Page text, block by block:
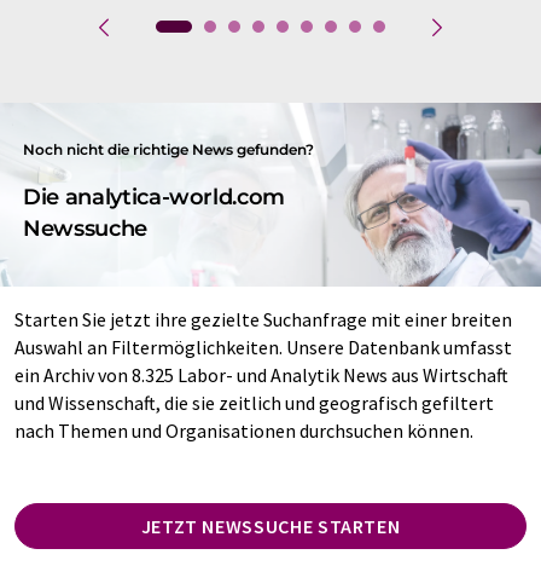
Noch nicht die richtige News gefunden?
Die analytica-world.com
Newssuche
Starten Sie jetzt ihre gezielte Suchanfrage mit einer breiten
Auswahl an Filtermöglichkeiten. Unsere Datenbank umfasst
ein Archiv von 8.325 Labor- und Analytik News aus Wirtschaft
und Wissenschaft, die sie zeitlich und geografisch gefiltert
nach Themen und Organisationen durchsuchen können.
JETZT NEWSSUCHE STARTEN